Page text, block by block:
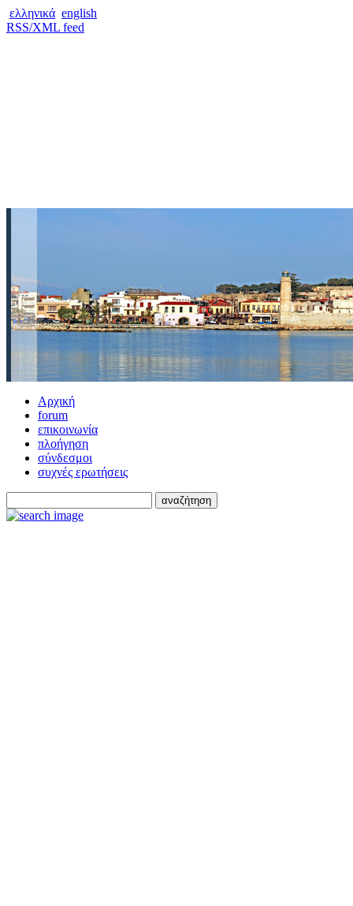
ελληνικά english
RSS/XML feed
Αρχική
forum
επικοινωνία
πλοήγηση
σύνδεσμοι
συχνές ερωτήσεις